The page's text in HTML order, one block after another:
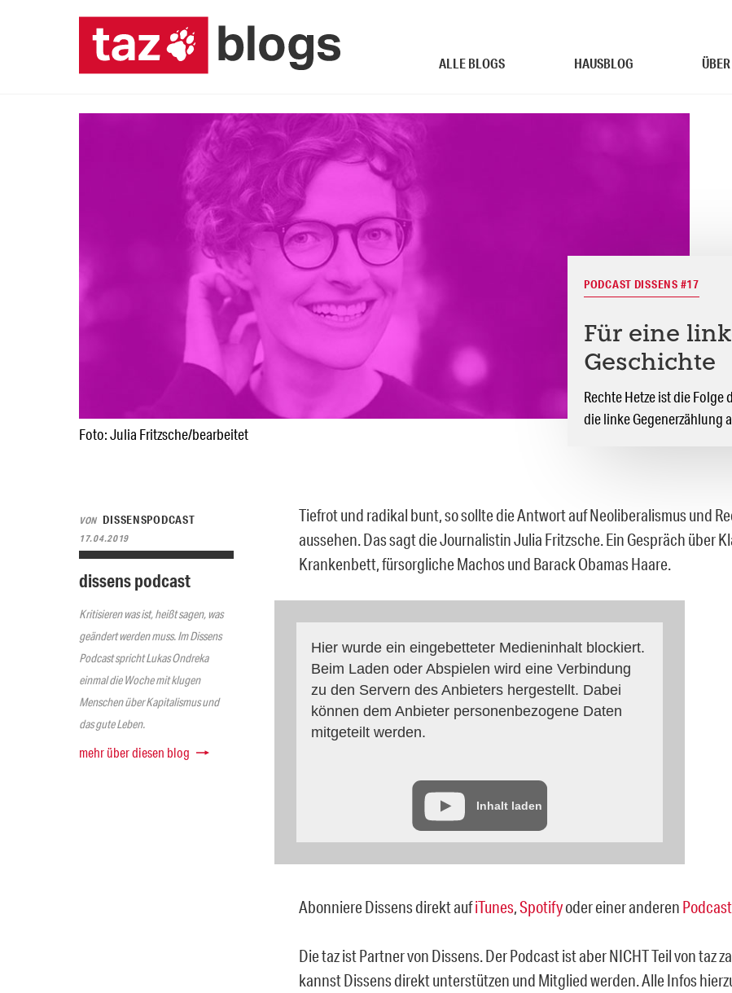
ALLE BLOGS HAUSBLOG
Foto: Julia Fritzsche/bearbeitet
PODCAST DISSENS #17
Für eine
Geschichte
Rechte Hetze ist die
die linke Gegenerzählung
VON DISSENSPODCAST
17.04.2019
dissens podcast
Kritisieren was ist, heißt sagen, was
geändert werden muss. Im Dissens
Podcast spricht Lukas Ondreka
einmal die Woche mit klugen
Menschen über Kapitalismus und
das gute Leben.
mehr über diesen blog
Tiefrot und radikal bunt, so sollte die Antwort auf Neoliberalismus und
aussehen. Das sagt die Journalistin Julia Fritzsche. Ein Gespräch über
Krankenbett, fürsorgliche Machos und Barack Obamas Haare.
Hier wurde ein eingebetteter Medieninhalt blockiert.
Beim Laden oder Abspielen wird eine Verbindung
zu den Servern des Anbieters hergestellt. Dabei
können dem Anbieter personenbezogene Daten
mitgeteilt werden.
Inhalt laden
Abonniere Dissens direkt aufiTunes,Spotifyoder einer anderen
Die taz ist Partner von Dissens. Der Podcast ist aber NICHT Teil von taz
kannst Dissens direkt unterstützen und Mitglied werden. Alle Infos